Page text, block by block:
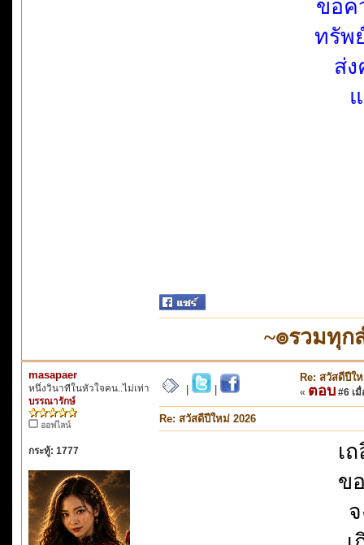
ขอค
ทรัพ
ส่
~๏รวมทุ
masapaer
หนึ่งวินาทีในหัวใจคน..ไม่เท่า
บรรณารักษ์
ออฟไลน์
กระทู้: 1777
Re: สวัสดีปีใ
« ตอบ #6 เมื่
Re: สวัสดีปีใหม่ 2026
เ
ข